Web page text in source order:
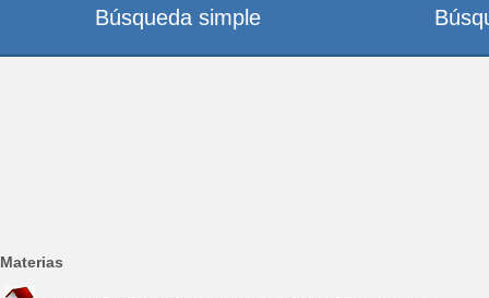
Materias
Búsqueda simple